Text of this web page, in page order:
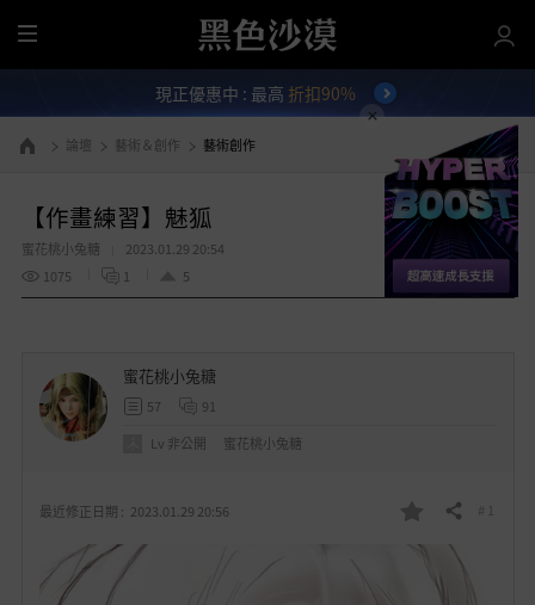
全
部
單
現正優惠中 : 最高 折扣90%
前往首頁 論壇 藝術＆創作 藝術創作
【作畫練習】魅狐
蜜花桃小兔糖
2023.01.29 20:54
1075
1 5
最近修正日期 : 2023.01.29 20:56 分享 # 1
蜜花桃小兔糖
57
91
Lv 非公開 蜜花桃小兔糖